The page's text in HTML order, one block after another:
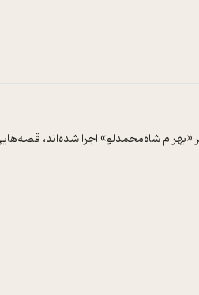
شاه‌محمدلو» اجرا شده‌اند، قصه‌هایی